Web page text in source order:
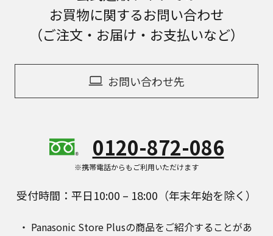
お買物に関するお問い合わせ
（ご注文・お届け・お支払いなど）
お問い合わせ先
0120-872-086
※携帯電話からもご利用いただけます
受付時間：平日10:00 – 18:00（年末年始を除く）
Panasonic Store Plusの商品をご紹介することがあ